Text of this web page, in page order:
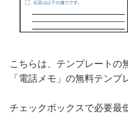
こちらは、テンプレートの
「電話メモ」の無料テンプ
チェックボックスで必要最